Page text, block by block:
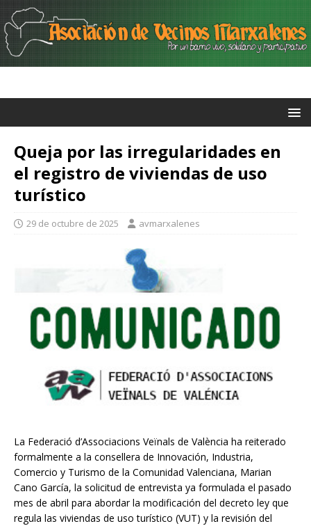
Queja por las irregularidades en
el registro de viviendas de uso
turístico
29 de octubre de 2025 avmarxalenes
La Federació d’Associacions Veïnals de València ha reiterado
formalmente a la consellera de Innovación, Industria,
Comercio y Turismo de la Comunidad Valenciana, Marian
Cano García, la solicitud de entrevista ya formulada el pasado
mes de abril para abordar la modificación del decreto ley que
regula las viviendas de uso turístico (VUT) y la revisión del